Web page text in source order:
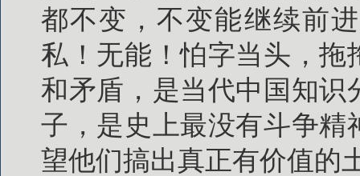
都不变，不变能继续前
私！无能！怕字当头，拖
和矛盾，是当代中国知识
子，是史上最没有斗争精
望他们搞出真正有价值的